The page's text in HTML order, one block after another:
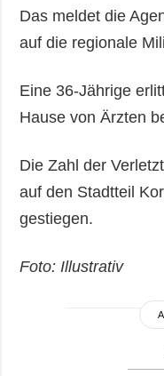
Das meldet die
auf die regionale
Eine 36-Jährige
Hause von Ärzten
Die Zahl der
auf den Stadtteil
gestiegen.
Foto: Illustrativ